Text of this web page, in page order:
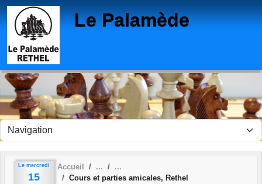
Le Palamède
Le mercredi
15
Accueil
Cours et parties amicales, Rethel
Panneau de gestion des cookies